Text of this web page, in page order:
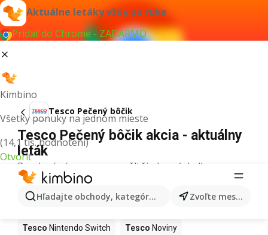
Aktuálne letáky vždy po ruke
Pridať do Chrome - ZADARMO
Kimbino
Všetky ponuky na jednom mieste
(14,1 tis. hodnotení)
Otvoriť
Hľadajte obchody, kategórie, produkty... Zvoľte mesto
Tesco Pečený bôčik
Tesco Pečený bôčik akcia - aktuálny
leták
Pre daný výraz sme nenašli žiadne výsledky.
Ďalšie produkty v obchodoch Tesco
Tesco Kapor Tesco Ashwagandha
Tesco Nintendo Switch Tesco Noviny